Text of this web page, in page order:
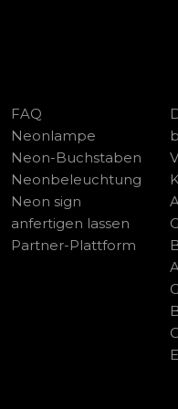
FAQ
Neonlampe
Neon-Buchstaben
Neonbeleuchtung
Neon sign
anfertigen lassen
Partner-Plattform